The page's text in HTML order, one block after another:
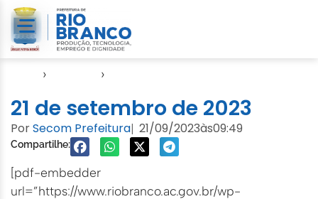
› ›
21 de setembro de 2023
PorSecom Prefeitura| 21/09/2023às09:49
Compartilhe:
[pdf-embedder
url=”https://www.riobranco.ac.gov.br/wp-